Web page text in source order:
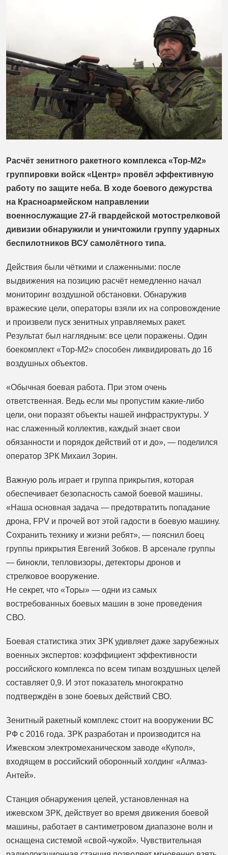
Расчёт зенитного ракетного комплекса «Тор-М2»
группировки войск «Центр» провёл эффективную
работу по защите неба. В ходе боевого дежурства
на Красноармейском направлении
военнослужащие 27-й гвардейской мотострелковой
дивизии обнаружили и уничтожили группу ударных
беспилотников ВСУ самолётного типа.
Действия были чёткими и слаженными: после
выдвижения на позицию расчёт немедленно начал
мониторинг воздушной обстановки. Обнаружив
вражеские цели, операторы взяли их на сопровождение
и произвели пуск зенитных управляемых ракет.
Результат был наглядным: все цели поражены. Один
боекомплект «Тор-М2» способен ликвидировать до 16
воздушных объектов.
«Обычная боевая работа. При этом очень
ответственная. Ведь если мы пропустим какие-либо
цели, они поразят объекты нашей инфраструктуры. У
нас слаженный коллектив, каждый знает свои
обязанности и порядок действий от и до», — поделился
оператор ЗРК Михаил Зорин.
Важную роль играет и группа прикрытия, которая
обеспечивает безопасность самой боевой машины.
«Наша основная задача — предотвратить попадание
дрона, FPV и прочей вот этой гадости в боевую машину.
Сохранить технику и жизни ребят», — пояснил боец
группы прикрытия Евгений Зобков. В арсенале группы
— бинокли, тепловизоры, детекторы дронов и
стрелковое вооружение.
Не секрет, что «Торы» — одни из самых
востребованных боевых машин в зоне проведения
СВО.
Боевая статистика этих ЗРК удивляет даже зарубежных
военных экспертов: коэффициент эффективности
российского комплекса по всем типам воздушных целей
составляет 0,9. И этот показатель многократно
подтверждён в зоне боевых действий СВО.
Зенитный ракетный комплекс стоит на вооружении ВС
РФ с 2016 года. ЗРК разработан и производится на
Ижевском электромеханическом заводе «Купол»,
входящем в российский оборонный холдинг «Алмаз-
Антей».
Станция обнаружения целей, установленная на
ижевском ЗРК, действует во время движения боевой
машины, работает в сантиметровом диапазоне волн и
оснащена системой «свой-чужой». Чувствительная